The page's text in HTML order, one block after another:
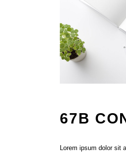
67B
Lorem ipsum dolor sit